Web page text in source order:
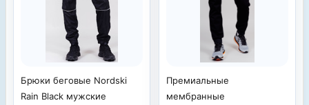
Брюки беговые Nordski
Rain Black мужские
Премиальные
мембранные